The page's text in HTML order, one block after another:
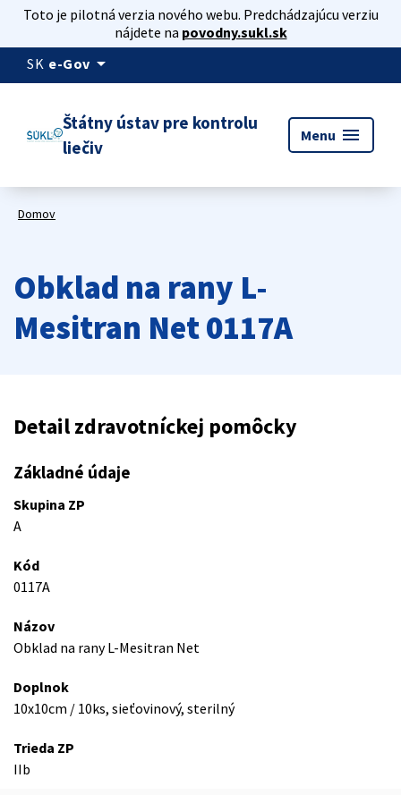
Toto je pilotná verzia nového webu. Predchádzajúcu verziu
nájdete na povodny.sukl.sk
SK e-Gov arrow_drop_down
Štátny ústav pre kontrolu
liečiv
Menu menu
Domov
Obklad na rany L-
Mesitran Net 0117A
Detail zdravotníckej pomôcky
Základné údaje
Skupina ZP
A
Kód
0117A
Názov
Obklad na rany L-Mesitran Net
Doplnok
10x10cm / 10ks, sieťovinový, sterilný
Trieda ZP
IIb